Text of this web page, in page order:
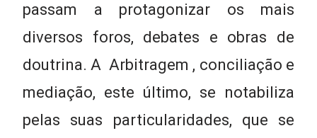
passam a protagonizar os mais
diversos foros, debates e obras de
doutrina. A Arbitragem , conciliação e
mediação, este último, se notabiliza
pelas suas particularidades, que se